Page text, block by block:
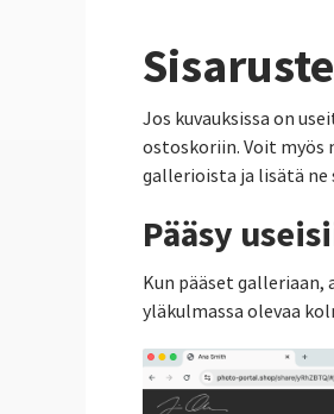
Jos kuvauksissa on
ostoskoriin. Voit myös
gallerioista ja lisätä ne
Pääsy
Kun pääset galleriaan,
yläkulmassa olevaa